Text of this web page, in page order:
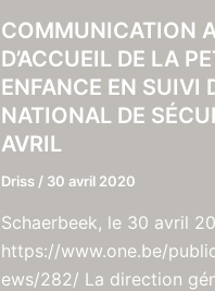
COMMUNICATION
D’ACCUEIL DE LA
ENFANCE EN SUIVI
NATIONAL DE
AVRIL
Driss / 30 avril 2020
Schaerbeek, le 30 avril
https://www.one.be/
ews/282/ La direction